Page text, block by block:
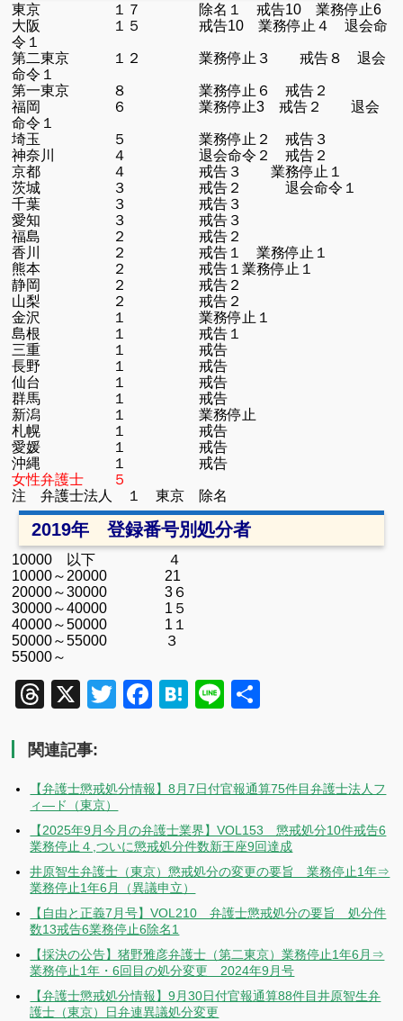
東京 １７ 除名１ 戒告10 業務停止6
大阪 １５ 戒告10 業務停止４ 退会命
令１
第二東京 １２ 業務停止３ 戒告８ 退会
命令１
第一東京 ８ 業務停止６ 戒告２
福岡 ６
業務停止3 戒告２ 退会
命令１
埼玉 ５ 業務停止２ 戒告３
神奈川 ４ 退会命令２ 戒告２
京都 ４ 戒告３ 業務停止１
茨城 ３ 戒告２ 退会命令１
千葉 ３ 戒告３
愛知 ３ 戒告３
福島 ２ 戒告２
香川 ２ 戒告１ 業務停止１
熊本 ２ 戒告１業務停止１
静岡 ２ 戒告２
山梨 ２ 戒告２
金沢 １ 業務停止１
島根 １ 戒告１
三重 １ 戒告
長野 １ 戒告
仙台 １ 戒告
群馬 １ 戒告
新潟 １ 業務停止
札幌 １ 戒告
愛媛 １ 戒告
沖縄 １ 戒告
女性弁護士 ５
注 弁護士法人 １ 東京 除名
2019年 登録番号別処分者
10000 以下 ４
10000～20000 21
20000～30000 3６
30000～40000 1５
40000～50000 1１
50000～55000 ３
55000～
Threads
X TwitterFacebook
Hatena
Line
関連記事:
【弁護士懲戒処分情報】8月7日付官報通算75件目弁護士法人フ
ィ―ド（東京）
【2025年9月今月の弁護士業界】VOL153 懲戒処分10件戒告6
業務停止４,ついに懲戒処分件数新王座9回達成
井原智生弁護士（東京）懲戒処分の変更の要旨 業務停止1年⇒
業務停止1年6月（異議申立）
【自由と正義7月号】VOL210 弁護士懲戒処分の要旨 処分件
数13戒告6業務停止6除名1
【採決の公告】猪野雅彦弁護士（第二東京）業務停止1年6月⇒
業務停止1年・6回目の処分変更 2024年9月号
【弁護士懲戒処分情報】9月30日付官報通算88件目井原智生弁
護士（東京）日弁連異議処分変更